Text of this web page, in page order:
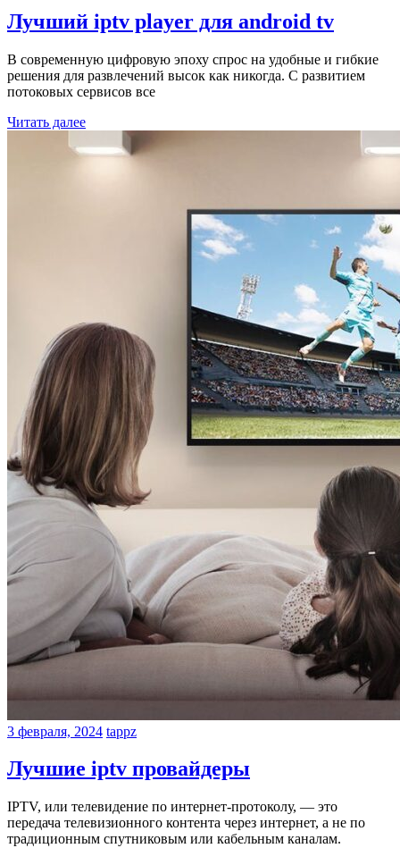
Лучший iptv player для android tv
В современную цифровую эпоху спрос на удобные и гибкие
решения для развлечений высок как никогда. С развитием
потоковых сервисов все
Читать далее
3 февраля, 2024 tappz
Лучшие iptv провайдеры
IPTV, или телевидение по интернет-протоколу, — это
передача телевизионного контента через интернет, а не по
традиционным спутниковым или кабельным каналам.